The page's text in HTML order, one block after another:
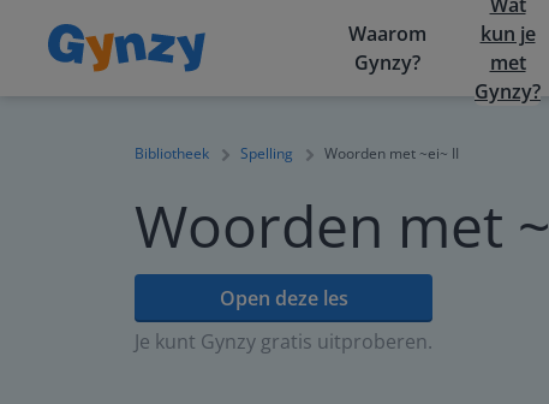
Waarom
Gynzy?
kun je
met
Gynzy?
Bibliotheek Spelling Woorden met ~ei~ II
Woorden met
Open deze les
Je kunt Gynzy gratis uitproberen.